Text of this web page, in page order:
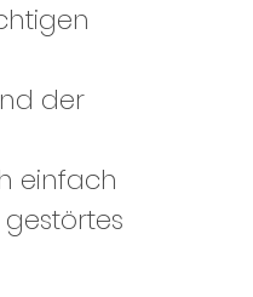
einfach